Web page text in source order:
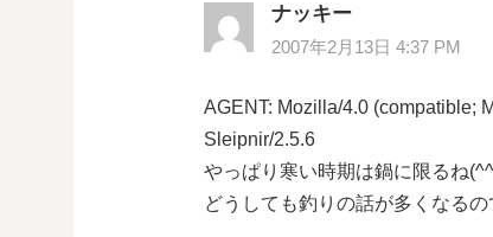
ナッキー
2007年2月13日 4:37 PM
AGENT: Mozilla/4.0 (compatible;
Sleipnir/2.5.6
やっぱり寒い時期は鍋に限るね
どうしても釣りの話が多くなる